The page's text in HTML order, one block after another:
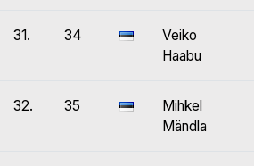
31. 34
Veiko
Haabu
32. 35
Mihkel
Mändla